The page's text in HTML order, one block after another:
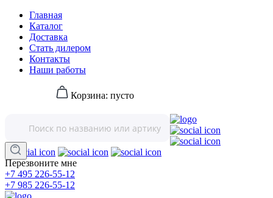
Главная
Каталог
Доставка
Стать дилером
Контакты
Наши работы
Корзина: пусто
Перезвоните мне
+7 495 226-55-12
+7 985 226-55-12